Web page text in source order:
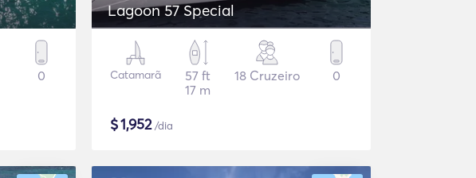
0
Lagoon 57 Special
Catamarã
57 ft
17 m
18 Cruzeiro 0
$1,952/dia